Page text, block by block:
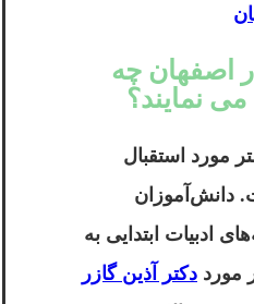
اصفهان چه
نمایند؟
مورد استقبال
دانش‌آموزان
ادبیات ابتدایی به
مورد دکتر آذین گازر